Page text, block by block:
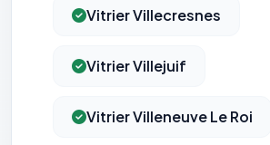
Vitrier Villecresnes
Vitrier Villejuif
Vitrier Villeneuve Le Roi